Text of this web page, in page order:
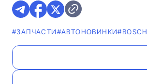
#ЗАПЧАСТИ#AВТОНОВИНКИ#BOSCH